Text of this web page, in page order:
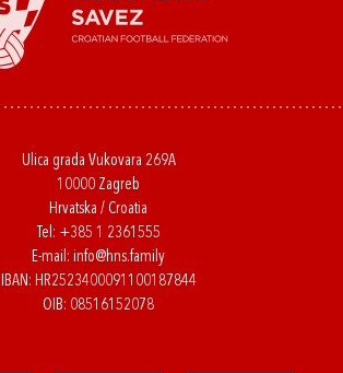
Ulica grada Vukovara 269A
10000 Zagreb
Hrvatska / Croatia
Tel: +385 1 2361555
E-mail: info@hns.family
IBAN: HR2523400091100187844
OIB: 08516152078